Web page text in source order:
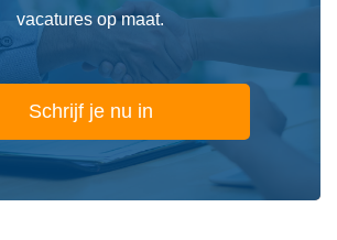
vacatures op maat.
Schrijf je nu in